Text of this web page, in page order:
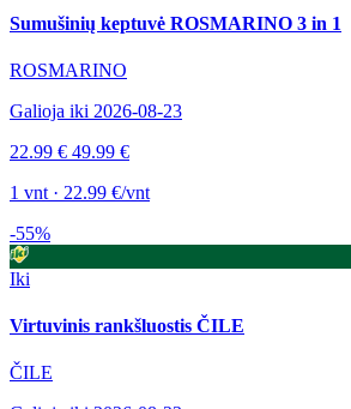
Sumušinių keptuvė ROSMARINO 3 in 1
ROSMARINO
Galioja iki 2026-08-23
22.99 € 49.99 €
1 vnt · 22.99 €/vnt
-55%
Iki
Virtuvinis rankšluostis ČILE
ČILE